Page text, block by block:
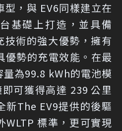
，與 EV6同樣建立在
基礎上打造，並具備
技術的強大優勢，擁有
優勢的充電效能。在最
為99.8 kWh的電池模
可獲得高達 239 公里
新The EV9提供的後驅
WLTP 標準，更可實現